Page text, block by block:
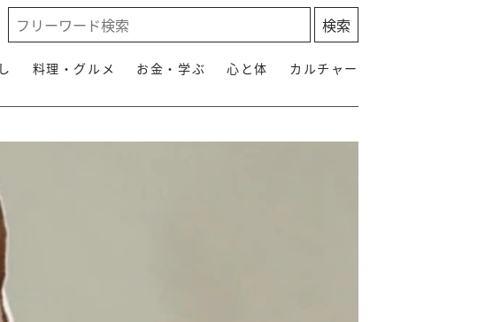
料理・グルメ お金・学ぶ 心と体 カルチャー